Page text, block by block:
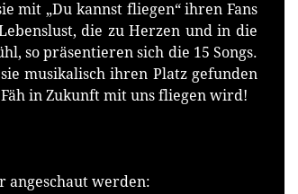
mit „Du kannst fliegen“ ihren Fans
die zu Herzen und in die
so präsentieren sich die 15 Songs.
musikalisch ihren Platz gefunden
in Zukunft mit uns fliegen wird!
angeschaut werden: